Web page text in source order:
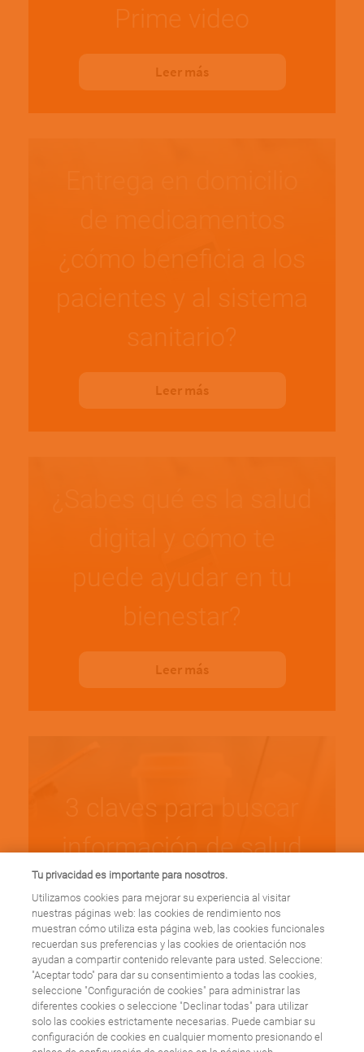
Prime video
Leer más
¿cómo beneficia a los
pacientes y al sistema
sanitario?
Leer más
puede ayudar en tu
bienestar?
Leer más
3 claves para buscar
información de salud
en Internet
Leer más
Tu privacidad es importante para nosotros.
Utilizamos cookies para mejorar su experiencia al visitar
nuestras páginas web: las cookies de rendimiento nos
muestran cómo utiliza esta página web, las cookies funcionales
recuerdan sus preferencias y las cookies de orientación nos
ayudan a compartir contenido relevante para usted. Seleccione:
"Aceptar todo" para dar su consentimiento a todas las cookies,
seleccione "Configuración de cookies" para administrar las
diferentes cookies o seleccione "Declinar todas" para utilizar
solo las cookies estrictamente necesarias. Puede cambiar su
configuración de cookies en cualquier momento presionando el